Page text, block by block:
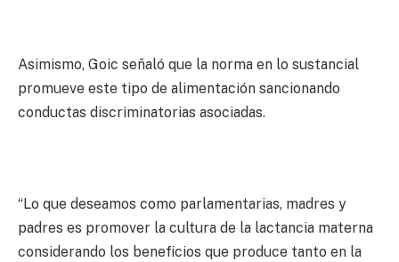
Asimismo, Goic señaló que la norma en lo sustancial
promueve este tipo de alimentación sancionando
conductas discriminatorias asociadas.
“Lo que deseamos como parlamentarias, madres y
padres es promover la cultura de la lactancia materna
considerando los beneficios que produce tanto en la